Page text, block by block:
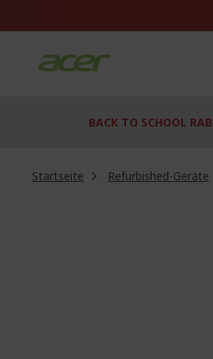
BACK TO SCHOOL
Startseite Refurbished-Geräte